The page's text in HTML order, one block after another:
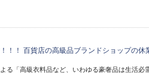
！！ 百貨店の高級品ブランドショップの
る「高級衣料品など、いわゆる豪奢品は生活